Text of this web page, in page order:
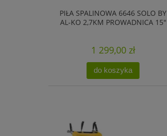
PIŁA SPALINOWA 6646 SOLO BY
AL-KO 2,7KM PROWADNICA 15"
1 299,00 zł
do koszyka